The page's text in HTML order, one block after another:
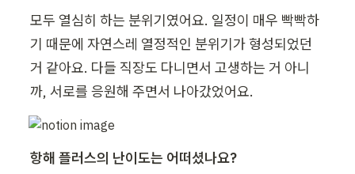
모두 열심히 하는 분위기였어요. 일정이 매우 빡빡하
기 때문에 자연스레 열정적인 분위기가 형성되었던
거 같아요. 다들 직장도 다니면서 고생하는 거 아니
까, 서로를 응원해 주면서 나아갔었어요.
항해 플러스의 난이도는 어떠셨나요?